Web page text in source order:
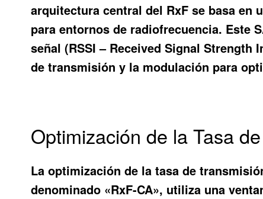
arquitectura central del RxF se basa en
para entornos de radiofrecuencia. Este
señal (RSSI – Received Signal
de transmisión y la modulación para
Optimización de la Tasa
La optimización de la tasa de
denominado «RxF-CA», utiliza una